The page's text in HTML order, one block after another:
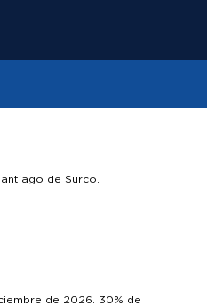
de Surco.
de 2026. 30% de